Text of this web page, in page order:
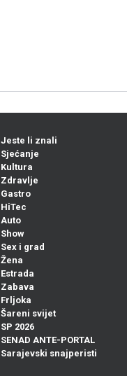
Jeste li znali
Sjećanje
Kultura
Zdravlje
Gastro
HiTec
Auto
Show
Sex i grad
Žena
Estrada
Zabava
Frljoka
Šareni svijet
SP 2026
SENAD ANTE-PORTAL
Sarajevski snajperisti